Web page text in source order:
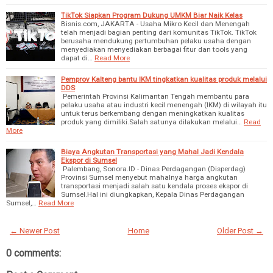
TikTok Siapkan Program Dukung UMKM Biar Naik Kelas
Bisnis.com, JAKARTA - Usaha Mikro Kecil dan Menengah
telah menjadi bagian penting dari komunitas TikTok. TikTok
berusaha mendukung pertumbuhan pelaku usaha dengan
menyediakan menyediakan berbagai fitur dan tools yang
dapat di…
Read More
Pemprov Kalteng bantu IKM tingkatkan kualitas produk melalui
DDS
Pemerintah Provinsi Kalimantan Tengah membantu para
pelaku usaha atau industri kecil menengah (IKM) di wilayah itu
untuk terus berkembang dengan meningkatkan kualitas
produk yang dimiliki.Salah satunya dilakukan melalui…
Read
More
Biaya Angkutan Transportasi yang Mahal Jadi Kendala
Ekspor di Sumsel
Palembang, Sonora.ID - Dinas Perdagangan (Disperdag)
Provinsi Sumsel menyebut mahalnya harga angkutan
transportasi menjadi salah satu kendala proses ekspor di
Sumsel.Hal ini diungkapkan, Kepala Dinas Perdagangan
Sumsel,…
Read More
← Newer Post Older Post →
Home
0 comments: